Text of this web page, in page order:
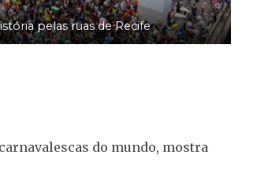
pelas ruas de Recife
do mundo, mostra